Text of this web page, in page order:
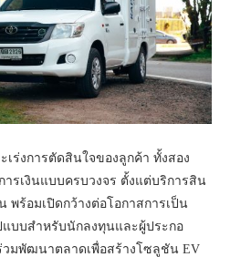
ร่งการตัดสินใจของลูกค้า ทั้งสอง
รเงินแบบครบวงจร ตั้งแต่บริการสิน
ร้อมเปิดกว้างต่อโอกาสการเป็น
บบสำหรับนักลงทุนและผู้ประกอ
วมพัฒนาตลาดเพื่อสร้างโซลูชัน EV